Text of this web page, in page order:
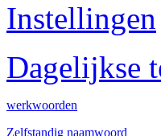
Instellingen
Dagelijkse
werkwoorden
Zelfstandig naamwoord